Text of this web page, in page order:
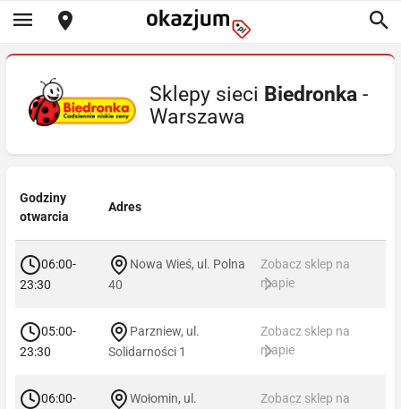
Sklepy sieci Biedronka -
Warszawa
Godziny
otwarcia
Adres
06:00-
23:30
Nowa Wieś, ul. Polna
40
Zobacz sklep na
mapie
05:00-
23:30
Parzniew, ul.
Solidarności 1
Zobacz sklep na
mapie
06:00-
Wołomin, ul.
Zobacz sklep na